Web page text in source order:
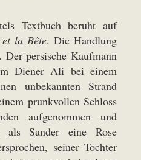
Textbuch beruht auf
la Bête. Die Handlung
Der persische Kaufmann
Diener Ali bei einem
unbekannten Strand
prunkvollen Schloss
aufgenommen und
als Sander eine Rose
seiner Tochter